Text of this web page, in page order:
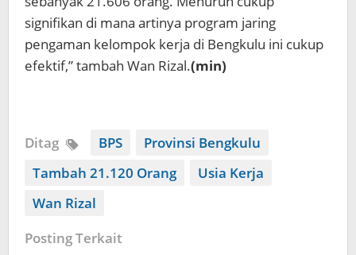
signifikan di mana artinya program jaring
pengaman kelompok kerja di Bengkulu ini cukup
efektif,” tambah Wan Rizal.(min)
Ditag BPS
Provinsi Bengkulu
Tambah 21.120 Orang
Usia Kerja
Wan Rizal
Posting Terkait